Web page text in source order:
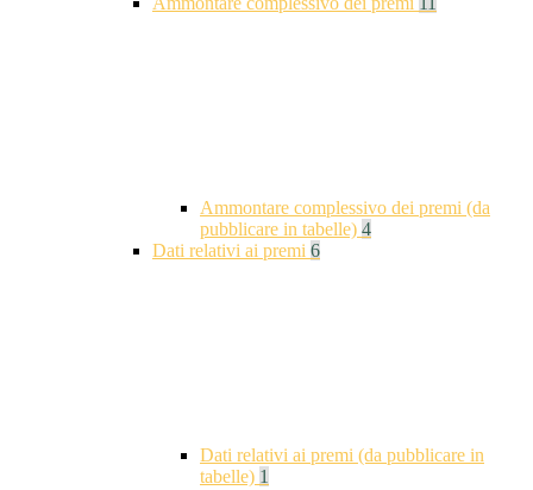
Ammontare complessivo dei premi (da
pubblicare in tabelle) 4
Dati relativi ai premi 6
Dati relativi ai premi (da pubblicare in
tabelle) 1